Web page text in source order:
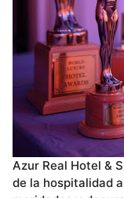
Azur Real Hotel &
de la hospitalidad